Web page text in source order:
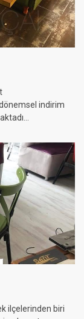
indirim
ilçelerinden biri